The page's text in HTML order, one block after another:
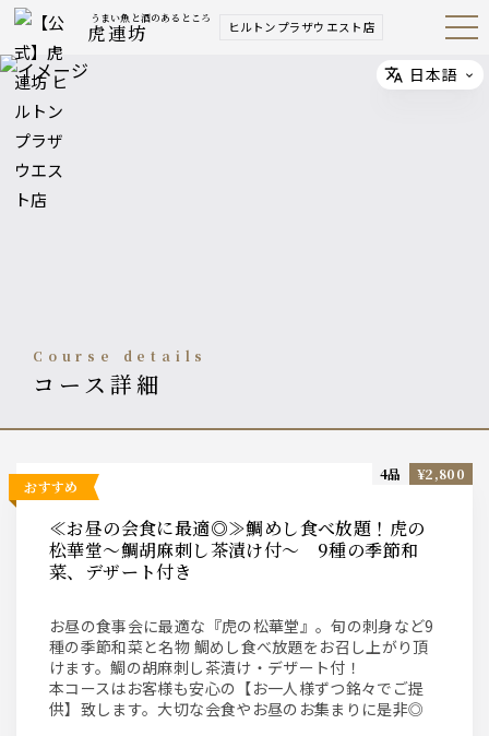
うまい魚と酒のあるところ
虎連坊 ヒルトンプラザウエスト店 Open
Navig
course details
コース詳細
おすすめ
≪お昼の会食に最適◎≫鯛めし食べ放題！虎の
松華堂～鯛胡麻刺し茶漬け付～ 9種の季節和
菜、デザート付き
お昼の食事会に最適な『虎の松華堂』。旬の刺身など9
種の季節和菜と名物 鯛めし食べ放題をお召し上がり頂
けます。鯛の胡麻刺し茶漬け・デザート付！
本コースはお客様も安心の【お一人様ずつ銘々でご提
供】致します。大切な会食やお昼のお集まりに是非◎
4品 ¥2,800
Select
日本語